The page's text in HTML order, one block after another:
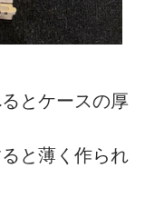
とケースの厚
と薄く作られ